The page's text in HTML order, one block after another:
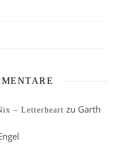
– Letterheart zu Garth